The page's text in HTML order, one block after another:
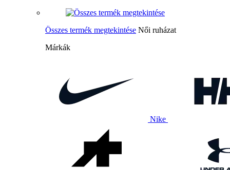
Összes termék megtekintése Női ruházat
Márkák
Nike